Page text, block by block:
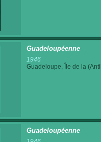
Guadeloupéenne
1946
Guadeloupe, Île de la
Guadeloupéenne